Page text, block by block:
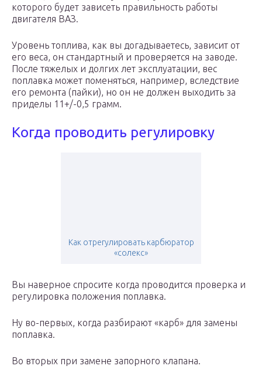
которого будет зависеть правильность работы
двигателя ВАЗ.
Уровень топлива, как вы догадываетесь, зависит от
его веса, он стандартный и проверяется на заводе.
После тяжелых и долгих лет эксплуатации, вес
поплавка может поменяться, например, вследствие
его ремонта (пайки), но он не должен выходить за
приделы 11+/-0,5 грамм.
Когда проводить регулировку
Как отрегулировать карбюратор
«солекс»
Вы наверное спросите когда проводится проверка и
регулировка положения поплавка.
Ну во-первых, когда разбирают «карб» для замены
поплавка.
Во вторых при замене запорного клапана.